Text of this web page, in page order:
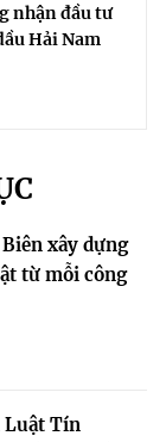
nhận đầu tư
Hải Nam
xây dựng
từ mỗi công
Luật Tín